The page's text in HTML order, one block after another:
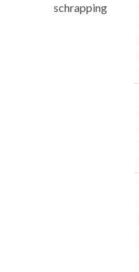
schrapping